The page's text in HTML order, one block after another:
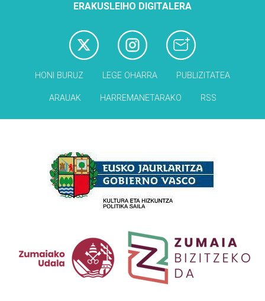
ERAKUSLEIHO DIGITALERA
HONI BURUZ LEGE OHARRA PUBLIZITATEA
ARAUAK HARREMANETARAKO RSS